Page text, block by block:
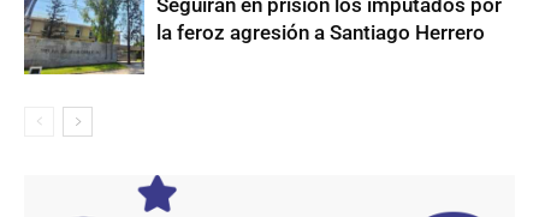
la feroz agresión a Santiago Herrero